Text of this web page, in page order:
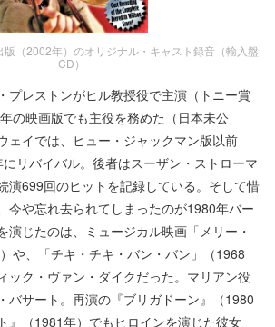
版（2002年）のオリジナル・キャスト録音（輸入盤
CD）
プレストンがヒル教授役で主演（トニー賞
の映画版でも主役を務めた（日本未公
ェイでは、ヒュー・ジャックマン版以前
リバイバル。後者はスーザン・ストローマ
演699回のヒットを記録している。そして惜
今や忘れ去られてしまったのが1980年バー
演じたのは、ミュージカル映画「メリー・
や、「チキ・チキ・バン・バン」（1968
ック・ヴァン・ダイクだった。マリアン役
バサート。再演の『ブリガドーン』（1980
』（1981年）でもヒロインを演じた彼女